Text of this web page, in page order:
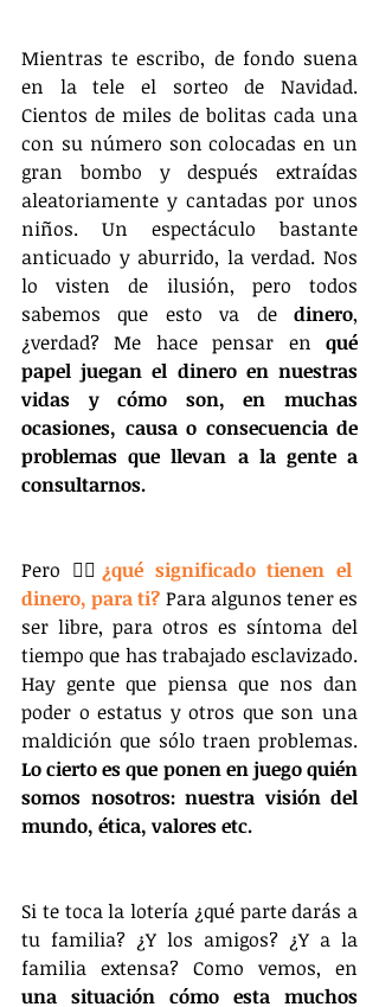
Mientras te escribo, de fondo suena
en la tele el sorteo de Navidad.
Cientos de miles de bolitas cada una
con su número son colocadas en un
gran bombo y después extraídas
aleatoriamente y cantadas por unos
niños. Un espectáculo bastante
anticuado y aburrido, la verdad. Nos
lo visten de ilusión, pero todos
sabemos que esto va de dinero,
¿verdad? Me hace pensar en qué
papel juegan el dinero en nuestras
vidas y cómo son, en muchas
ocasiones, causa o consecuencia de
problemas que llevan a la gente a
consultarnos.
Pero 👉🏽 ¿qué significado tienen el
dinero, para ti? Para algunos tener es
ser libre, para otros es síntoma del
tiempo que has trabajado esclavizado.
Hay gente que piensa que nos dan
poder o estatus y otros que son una
Lo cierto es que ponen en juego quién
somos nosotros: nuestra visión del
mundo, ética, valores etc.
Si te toca la lotería ¿qué parte darás a
tu familia? ¿Y los amigos? ¿Y a la
una situación cómo esta muchos